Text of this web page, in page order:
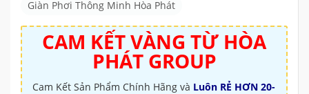
Giàn Phơi Thông Minh Hòa Phát
CAM KẾT VÀNG TỪ HÒA
PHÁT GROUP
Cam Kết Sản Phẩm Chính Hãng và Luôn RẺ HƠN 20-